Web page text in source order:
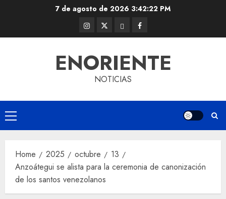
7 de agosto de 2026 3:42:23 PM
Instagram
@EnOriente
Twitter
(X)
ThreadsFacebook
ENORIENTE
NOTICIAS
Primary
Menu
Home 2025 octubre
13
Anzoátegui se alista para la ceremonia de canonización
de los santos venezolanos